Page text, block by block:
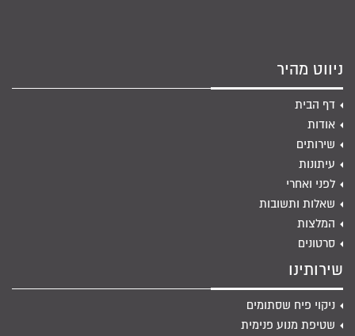
ניווט מהיר
דף הבית
אודות
שירותים
עיתונות
לפני ואחרי
שאלות ותשובות
המלצות
סרטונים
שירותינו
ניקוי פיח שסתומים
שטיפת מנוע פנימית